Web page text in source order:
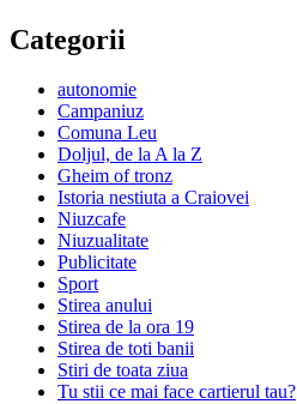
Categorii
autonomie
Campaniuz
Comuna Leu
Doljul, de la A la Z
Gheim of tronz
Istoria nestiuta a Craiovei
Niuzcafe
Niuzualitate
Publicitate
Sport
Stirea anului
Stirea de la ora 19
Stirea de toti banii
Stiri de toata ziua
Tu stii ce mai face cartierul tau?